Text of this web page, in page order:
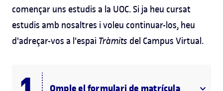
començar uns estudis a la UOC. Si ja heu cursat
estudis amb nosaltres i voleu continuar-los, heu
d'adreçar-vos a l'espai Tràmits del Campus Virtual.